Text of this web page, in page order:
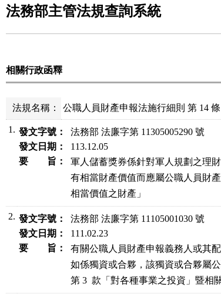
法務部主管法規查詢系統
相關行政函釋
法規名稱： 公職人員財產申報法施行細則 第 14 條
1. 發文字號：
法務部 法廉字第 11305005290 號
發文日期：
113.12.05
要 旨：
軍人儲蓄獎券係針對軍人規劃之理
有相當財產價值而應屬公職人員財
相當價值之財產」
2. 發文字號：
法務部 法廉字第 11105001030 號
發文日期：
111.02.23
要 旨：
有關公職人員財產申報義務人或其
如係獨資或合夥，該獨資或合夥屬
第 3  款「對各種事業之投資」暨相